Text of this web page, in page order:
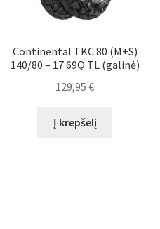
Continental TKC 80 (M+S)
140/80 – 17 69Q TL (galinė)
129,95€
Į krepšelį